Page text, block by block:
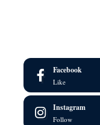
Facebook
Like
Instagram
Follow